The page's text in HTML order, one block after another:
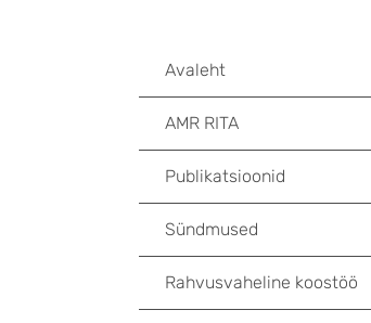
Avaleht
AMR RITA
Publikatsioonid
Sündmused
Rahvusvaheline koostöö